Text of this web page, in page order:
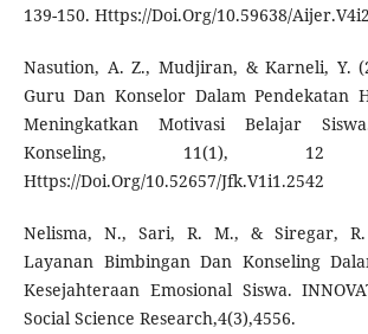
139-150. Https://Doi.Org/10.59638/
Nasution, A. Z., Mudjiran, & Karneli, Y.
Guru Dan Konselor Dalam Pendekatan
Meningkatkan Motivasi Belajar
Konseling, 11(1),
Https://Doi.Org/10.52657/Jfk.V1i1.2542
Nelisma, N., Sari, R. M., & Siregar, R.
Layanan Bimbingan Dan Konseling
Kesejahteraan Emosional Siswa.
Social Science Research,4(3),4556.